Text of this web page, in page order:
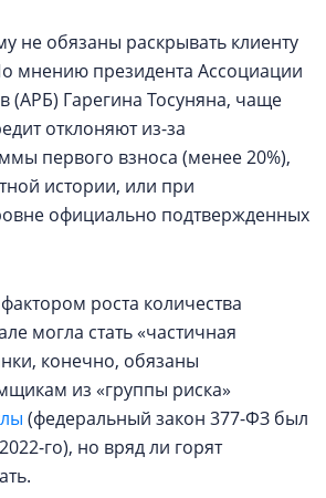
не обязаны раскрывать клиенту
мнению президента Ассоциации
(АРБ) Гарегина Тосуняна, чаще
отклоняют из-за
первого взноса (менее 20%),
истории, или при
официально подтвержденных
роста количества
могла стать «частичная
конечно, обязаны
из «группы риска»
(федеральный закон 377-ФЗ был
го), но вряд ли горят